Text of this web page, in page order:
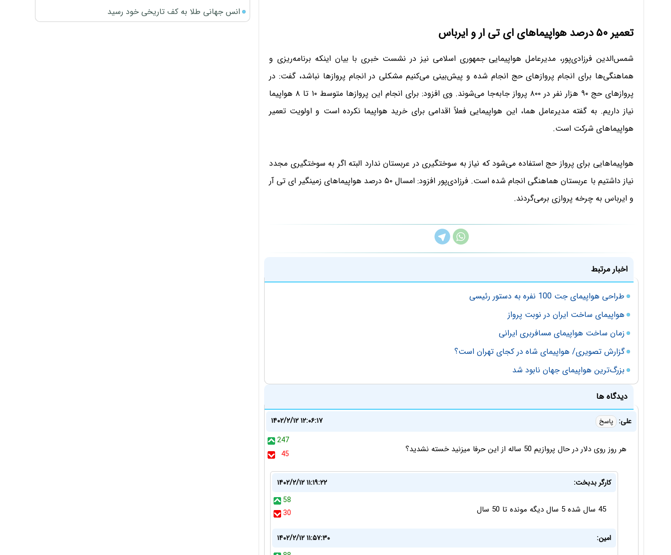
تعمیر ۵۰ درصد هواپیماهای ای تی ار و ایرباس
شمس‌الدین فرزادی‌پور، مدیرعامل هواپیمایی جمهوری اسلامی نیز در نشست خبری با بیان اینکه برنامه‌ریزی و
هماهنگی‌ها برای انجام پروازهای حج انجام شده و پیش‌بینی می‌کنیم مشکلی در انجام پروازها نباشد، گفت: در
پروازهای حج ۹۰ هزار نفر در ۸۰۰ پرواز جابه‌جا می‌شوند. وی افزود: برای انجام این پروازها متوسط ۱۰ تا ۸ هواپیما
نیاز داریم. به گفته مدیرعامل هما، این هواپیمایی فعلاً اقدامی برای خرید هواپیما نکرده است و اولویت تعمیر
هواپیماهای شرکت است.
هواپیماهایی برای پرواز حج استفاده می‌شود که نیاز به سوختگیری در عربستان ندارد البته اگر به سوختگیری مجدد
نیاز داشتیم با عربستان هماهنگی انجام شده است. فرزادی‌پور افزود: امسال ۵۰ درصد هواپیماهای زمینگیر ای تی آر
و ایرباس به چرخه پروازی برمی‌گردند.
اخبار مرتبط
طراحی هواپیمای جت 100 نفره به دستور رئیسی
هواپیمای ساخت ایران در نوبت پرواز
زمان ساخت هواپیمای مسافربری ایرانی
گزارش تصویری/ هواپیمای شاه در کجای تهران است؟
بزرگ‌ترین هواپیمای جهان نابود شد
دیدگاه ها
علی: پاسخ
۱۴۰۲/۲/۱۲ ۱۲:۰۶:۱۷
247
45
هر روز روی دلار در حال پروازیم 50 ساله از این حرفا میزنید خسته نشدید؟
کارگر بدبخت:
۱۴۰۲/۲/۱۲ ۱۱:۱۹:۲۲
58
30
45 سال شده 5 سال دیگه مونده تا 50 سال
امین:
۱۴۰۲/۲/۱۲ ۱۱:۵۷:۳۰
انس جهانی طلا به کف تاریخی خود رسید